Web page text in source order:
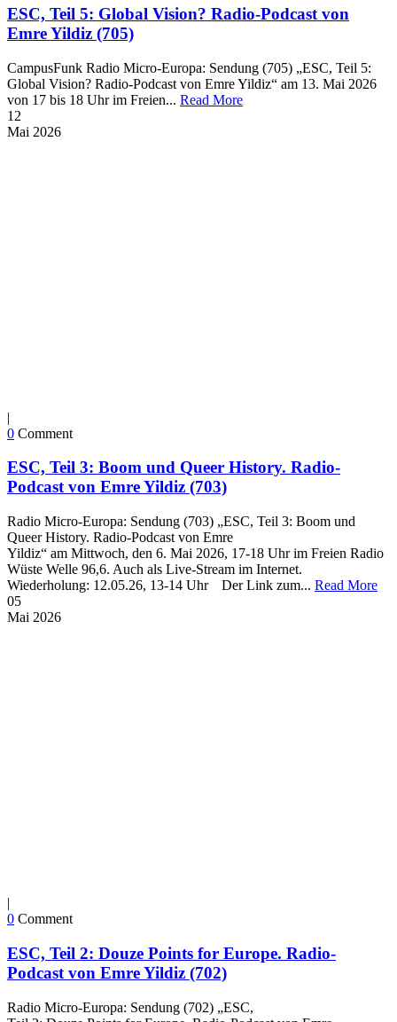
ESC, Teil 5: Global Vision? Radio-Podcast von
Emre Yildiz (705)
CampusFunk Radio Micro-Europa: Sendung (705) „ESC, Teil 5:
Global Vision? Radio-Podcast von Emre Yildiz“ am 13. Mai 2026
von 17 bis 18 Uhr im Freien... Read More
12
Mai 2026
|
0 Comment
ESC, Teil 3: Boom und Queer History. Radio-
Podcast von Emre Yildiz (703)
Radio Micro-Europa: Sendung (703) „ESC, Teil 3: Boom und
Queer History. Radio-Podcast von Emre
Yildiz“ am Mittwoch, den 6. Mai 2026, 17-18 Uhr im Freien Radio
Wüste Welle 96,6. Auch als Live-Stream im Internet.
Wiederholung: 12.05.26, 13-14 Uhr Der Link zum... Read More
05
Mai 2026
|
0 Comment
ESC, Teil 2: Douze Points for Europe. Radio-
Podcast von Emre Yildiz (702)
Radio Micro-Europa: Sendung (702) „ESC,